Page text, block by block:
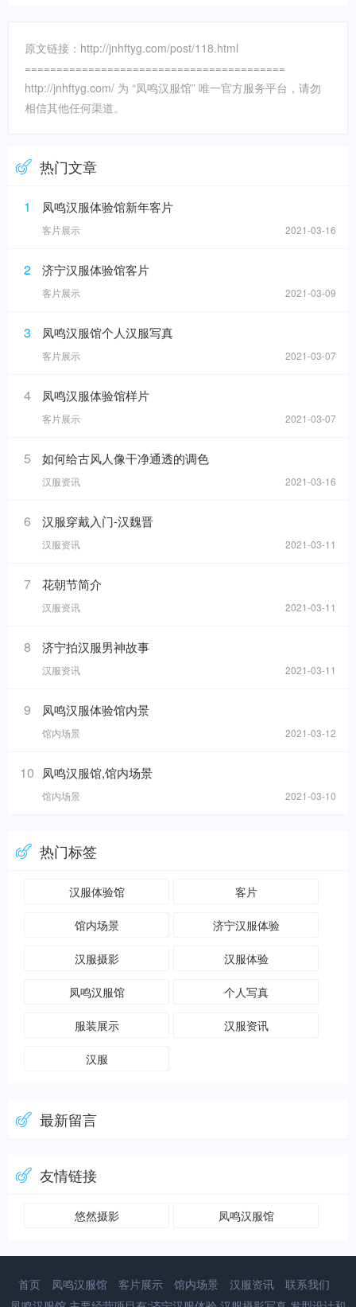
原文链接：http://jnhftyg.com/post/118.html
=========================================
http://jnhftyg.com/ 为 “凤鸣汉服馆” 唯一官方服务平台，请勿
相信其他任何渠道。
热门文章
1 凤鸣汉服体验馆新年客片
客片展示 2021-03-16
2 济宁汉服体验馆客片
客片展示 2021-03-09
3 凤鸣汉服馆个人汉服写真
客片展示 2021-03-07
4 凤鸣汉服体验馆样片
客片展示 2021-03-07
5 如何给古风人像干净通透的调色
汉服资讯 2021-03-16
6 汉服穿戴入门-汉魏晋
汉服资讯 2021-03-11
7 花朝节简介
汉服资讯 2021-03-11
8 济宁拍汉服男神故事
汉服资讯 2021-03-11
9 凤鸣汉服体验馆内景
馆内场景 2021-03-12
10 凤鸣汉服馆,馆内场景
馆内场景 2021-03-10
热门标签
汉服体验馆 客片
馆内场景 济宁汉服体验
汉服摄影 汉服体验
凤鸣汉服馆 个人写真
服装展示 汉服资讯
汉服
最新留言
友情链接
悠然摄影 凤鸣汉服馆
首页 凤鸣汉服馆 客片展示 馆内场景 汉服资讯
联系我们